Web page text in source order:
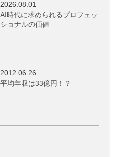
2026.08.01
AI時代に求められるプロフェッ
ショナルの価値
2012.06.26
平均年収は33億円！？